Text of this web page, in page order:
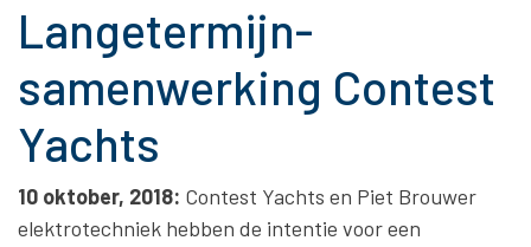
Langetermijn-
samenwerking Contest
Yachts
10 oktober, 2018: Contest Yachts en Piet Brouwer
elektrotechniek hebben de intentie voor een